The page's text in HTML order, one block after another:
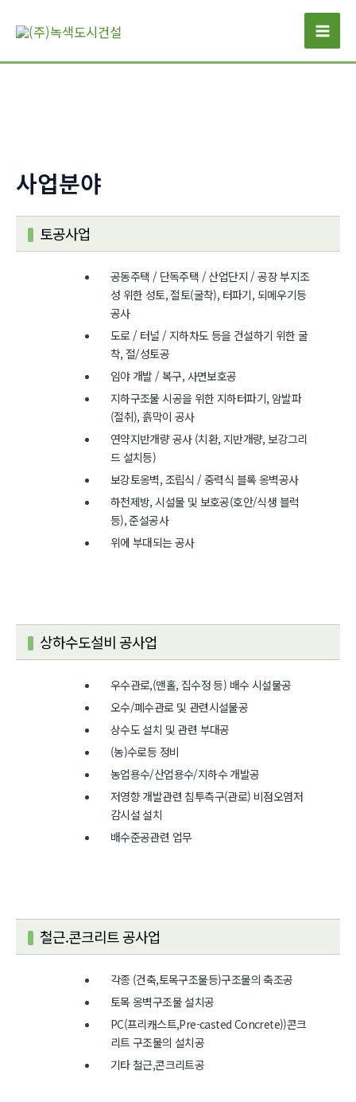
Main
사업분야
토공사업
공동주택 / 단독주택 / 산업단지 / 공장 부지조
성 위한 성토, 절토(굴착), 터파기, 되메우기등
공사
도로 / 터널 / 지하차도 등을 건설하기 위한 굴
착, 절/성토공
임야 개발 / 복구, 사면보호공
지하구조물 시공을 위한 지하터파기, 암발파
(절취), 흙막이 공사
연약지반개량 공사 (치환, 지반개량, 보강그리
드 설치등)
보강토옹벽, 조립식 / 중력식 블록 옹벽공사
하천제방, 시설물 및 보호공(호안/식생 블럭
등), 준설공사
위에 부대되는 공사
상하수도설비 공사업
우수관로,(맨홀, 집수정 등) 배수 시설물공
오수/폐수관로 및 관련시설물공
상수도 설치 및 관련 부대공
(농)수로등 정비
농업용수/산업용수/지하수 개발공
저영향 개발관련 침투측구(관로) 비점오염저
감시설 설치
배수준공관련 업무
철근.콘크리트 공사업
각종 (건축,토목구조물등)구조물의 축조공
토목 옹벽구조물 설치공
PC(프리캐스트,Pre-casted Concrete))콘크
리트 구조물의 설치공
기타 철근,콘크리트공